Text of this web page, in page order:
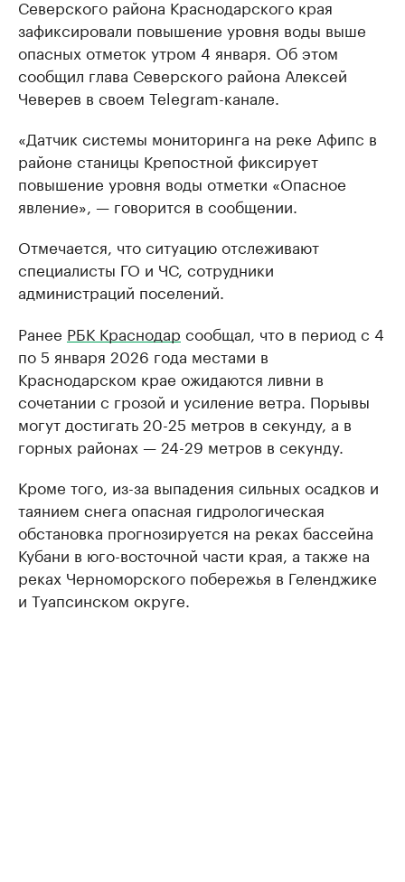
Северского района Краснодарского края
зафиксировали повышение уровня воды выше
опасных отметок утром 4 января. Об этом
сообщил глава Северского района Алексей
Чеверев в своем Telegram-канале.
«Датчик системы мониторинга на реке Афипс в
районе станицы Крепостной фиксирует
повышение уровня воды отметки «Опасное
явление», — говорится в сообщении.
Отмечается, что ситуацию отслеживают
специалисты ГО и ЧС, сотрудники
администраций поселений.
Ранее РБК Краснодар сообщал, что в период с 4
по 5 января 2026 года местами в
Краснодарском крае ожидаются ливни в
сочетании с грозой и усиление ветра. Порывы
могут достигать 20-25 метров в секунду, а в
горных районах — 24-29 метров в секунду.
Кроме того, из-за выпадения сильных осадков и
таянием снега опасная гидрологическая
обстановка прогнозируется на реках бассейна
Кубани в юго-восточной части края, а также на
реках Черноморского побережья в Геленджике
и Туапсинском округе.